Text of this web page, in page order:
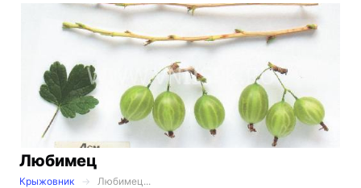
Любимец
Крыжовник
Любимец...